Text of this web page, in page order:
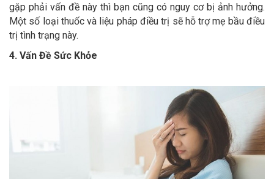
gặp phải vấn đề này thì bạn cũng có nguy cơ bị ảnh hưởng.
Một số loại thuốc và liệu pháp điều trị sẽ hỗ trợ mẹ bầu điều
trị tình trạng này.
4. Vấn Đề Sức Khỏe